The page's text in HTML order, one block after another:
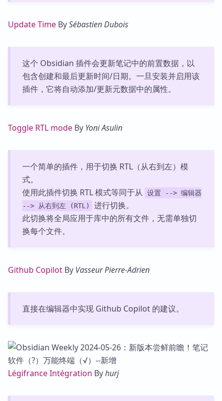
Update Time BySébastien Dubois
这个 Obsidian 插件会更新笔记中的前置数据，以
包含创建和最后更新时间/日期。一旦安装并启用该
插件，它将自动添加/更新元数据中的属性。
Toggle RTL mode By Yoni Asulin
一个简单的插件，用于切换 RTL（从右到左）模
式。
使用此插件切换 RTL 模式等同于从
设置 --> 编辑器
--> 从右到左 (RTL)
进行切换。
此切换将全局应用于库中的所有文件，无需单独切
换每个文件。
Github Copilot By Vasseur Pierre-Adrien
直接在编辑器中实现 Github Copilot 的建议。
Légifrance Intégration Byhurj